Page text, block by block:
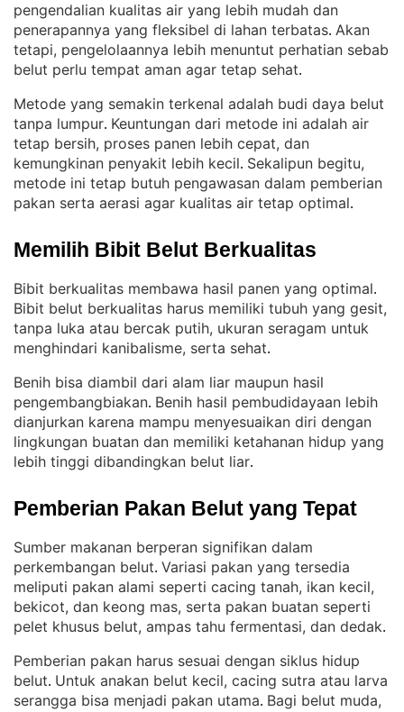
pengendalian kualitas air yang lebih mudah dan
penerapannya yang fleksibel di lahan terbatas. Akan
tetapi, pengelolaannya lebih menuntut perhatian sebab
belut perlu tempat aman agar tetap sehat.
Metode yang semakin terkenal adalah budi daya belut
tanpa lumpur. Keuntungan dari metode ini adalah air
tetap bersih, proses panen lebih cepat, dan
kemungkinan penyakit lebih kecil. Sekalipun begitu,
metode ini tetap butuh pengawasan dalam pemberian
pakan serta aerasi agar kualitas air tetap optimal.
Memilih Bibit Belut Berkualitas
Bibit berkualitas membawa hasil panen yang optimal
Bibit belut berkualitas harus memiliki tubuh yang gesit,
tanpa luka atau bercak putih, ukuran seragam untuk
menghindari kanibalisme, serta sehat.
Benih bisa diambil dari alam liar maupun hasil
pengembangbiakan. Benih hasil pembudidayaan lebih
dianjurkan karena mampu menyesuaikan diri dengan
lingkungan buatan dan memiliki ketahanan hidup yang
lebih tinggi dibandingkan belut liar.
Pemberian Pakan Belut yang Tepat
Sumber makanan berperan signifikan dalam
perkembangan belut. Variasi pakan yang tersedia
meliputi pakan alami seperti cacing tanah, ikan kecil,
bekicot, dan keong mas, serta pakan buatan seperti
pelet khusus belut, ampas tahu fermentasi, dan dedak.
Pemberian pakan harus sesuai dengan siklus hidup
belut. Untuk anakan belut kecil, cacing sutra atau larva
serangga bisa menjadi pakan utama. Bagi belut muda,